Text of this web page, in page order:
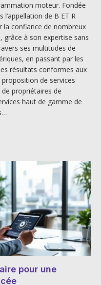
moteur. Fondée
de B ET R
la confiance de nombreux
à son expertise sans
ses multitudes de
en passant par les
résultats conformes aux
de services
propriétaires de
haut de gamme de
pour une